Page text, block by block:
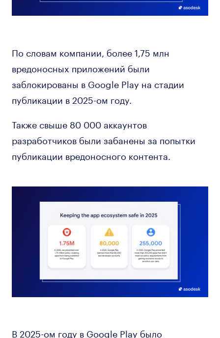
По словам компании, более 1,75 млн
вредоносных приложений были
заблокированы в Google Play на стадии
публикации в 2025-ом году.
Также свыше 80 000 аккаунтов
разработчиков были забанены за попытки
публикации вредоносного контента.
В 2025-ом году в Google Play было